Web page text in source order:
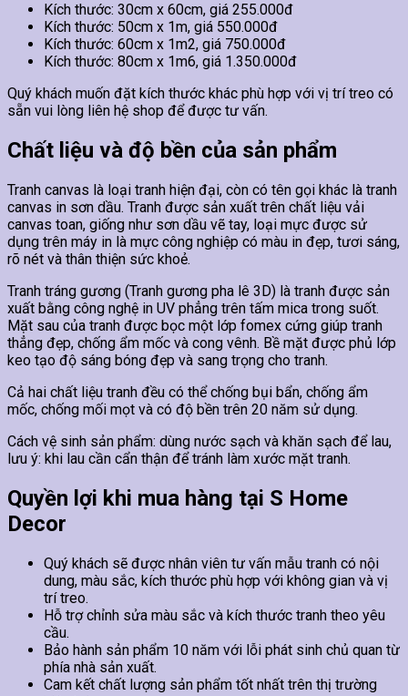
Kích thước: 30cm x 60cm, giá 255.000đ
Kích thước: 50cm x 1m, giá 550.000đ
Kích thước: 60cm x 1m2, giá 750.000đ
Kích thước: 80cm x 1m6, giá 1.350.000đ
Quý khách muốn đặt kích thước khác phù hợp với vị trí treo có
sẵn vui lòng liên hệ shop để được tư vấn.
Chất liệu và độ bền của sản phẩm
Tranh canvas là loại tranh hiện đại, còn có tên gọi khác là tranh
canvas in sơn dầu. Tranh được sản xuất trên chất liệu vải
canvas toan, giống như sơn dầu vẽ tay, loại mực được sử
dụng trên máy in là mực công nghiệp có màu in đẹp, tươi sáng,
rõ nét và thân thiện sức khoẻ.
Tranh tráng gương (Tranh gương pha lê 3D) là tranh được sản
xuất bằng công nghệ in UV phẳng trên tấm mica trong suốt.
Mặt sau của tranh được bọc một lớp fomex cứng giúp tranh
thẳng đẹp, chống ẩm mốc và cong vênh. Bề mặt được phủ lớp
keo tạo độ sáng bóng đẹp và sang trọng cho tranh.
Cả hai chất liệu tranh đều có thể chống bụi bẩn, chống ẩm
mốc, chống mối mọt và có độ bền trên 20 năm sử dụng.
Cách vệ sinh sản phẩm: dùng nước sạch và khăn sạch để lau,
lưu ý: khi lau cần cẩn thận để tránh làm xước mặt tranh.
Quyền lợi khi mua hàng tại S Home
Decor
Quý khách sẽ được nhân viên tư vấn mẫu tranh có nội
dung, màu sắc, kích thước phù hợp với không gian và vị
trí treo.
Hỗ trợ chỉnh sửa màu sắc và kích thước tranh theo yêu
cầu.
Bảo hành sản phẩm 10 năm với lỗi phát sinh chủ quan từ
phía nhà sản xuất.
Cam kết chất lượng sản phẩm tốt nhất trên thị trường